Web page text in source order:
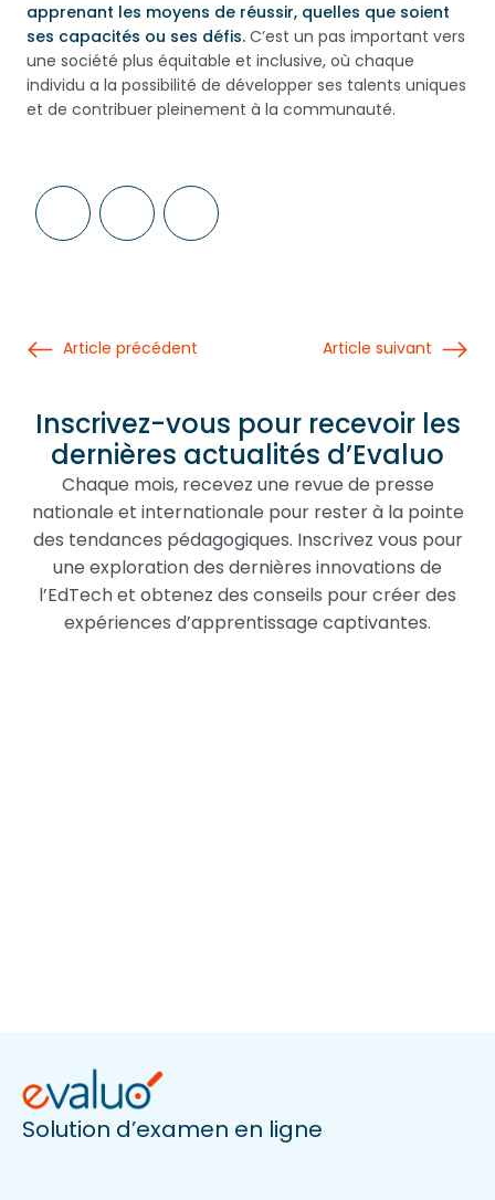
apprenant les moyens de réussir, quelles que soient
ses capacités ou ses défis. C’est un pas important vers
une société plus équitable et inclusive, où chaque
individu a la possibilité de développer ses talents uniques
et de contribuer pleinement à la communauté.
Article précédent Article suivant
Inscrivez-vous pour recevoir les
dernières actualités d’Evaluo
Chaque mois, recevez une revue de presse
nationale et internationale pour rester à la pointe
des tendances pédagogiques. Inscrivez vous pour
une exploration des dernières innovations de
l’EdTech et obtenez des conseils pour créer des
expériences d’apprentissage captivantes.
Solution d’examen en ligne